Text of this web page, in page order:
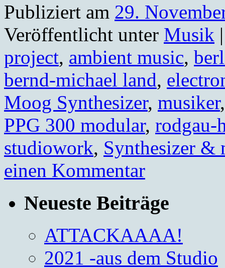
Publiziert am 29.
Veröffentlicht unter Musik |
project, ambient music,
bernd-michael land,
Moog Synthesizer, musiker
PPG 300 modular, rodgau-
studiowork, Synthesizer &
einen Kommentar
Neueste Beiträge
ATTACKAAAA!
2021 -aus dem Studio